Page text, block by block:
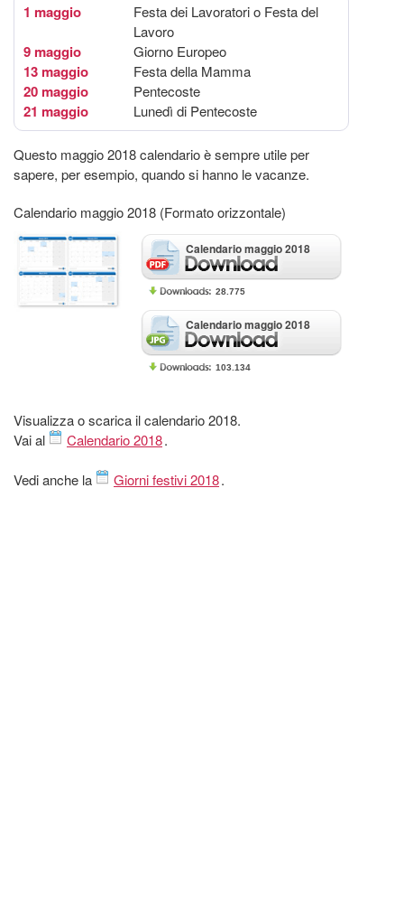
1 maggio
Festa dei Lavoratori o Festa del
Lavoro
9 maggio Giorno Europeo
13 maggio Festa della Mamma
20 maggio Pentecoste
21 maggio Lunedì di Pentecoste
Questo maggio 2018 calendario è sempre utile per
sapere, per esempio, quando si hanno le vacanze.
Calendario maggio 2018 (Formato orizzontale)
Calendario maggio 2018
28.775
Calendario maggio 2018
103.134
Visualizza o scarica il calendario 2018.
Vai al
Calendario 2018.
Vedi anche la Giorni festivi 2018.